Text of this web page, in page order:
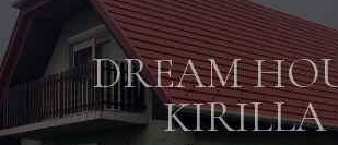
DREAM
KIRILLA